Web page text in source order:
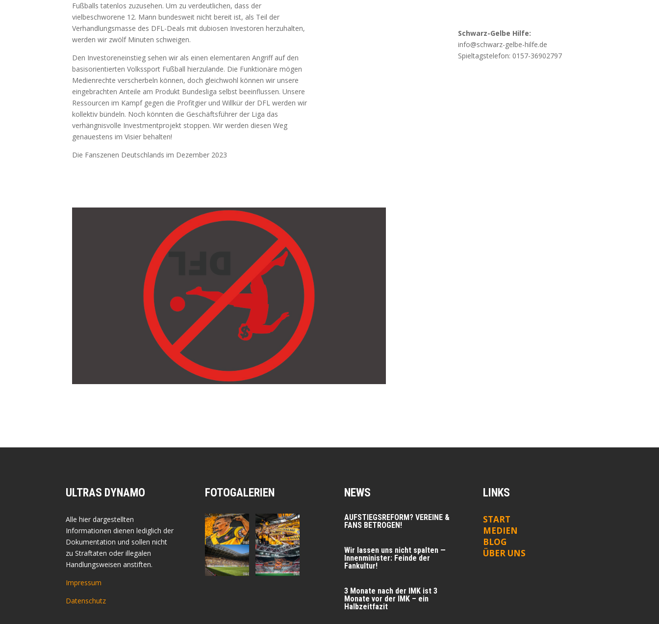
Fuß­balls taten­los zuzu­se­hen. Um zu ver­deut­li­chen, dass der
viel­be­schwo­re­ne 12. Mann bun­des­weit nicht bereit ist, als Teil der
Ver­hand­lungs­mas­se des DFL-Deals mit dubio­sen Inves­to­ren her­zu­hal­ten,
wer­den wir zwölf Minu­ten schweigen.
Den Inves­to­ren­ein­stieg sehen wir als einen ele­men­ta­ren Angriff auf den
basis­ori­en­tier­ten Volks­sport Fuß­ball hier­zu­lan­de. Die Funk­tio­nä­re mögen
Medi­en­rech­te ver­scher­beln kön­nen, doch gleich­wohl kön­nen wir unse­re
ein­ge­brach­ten Antei­le am Pro­dukt Bun­des­li­ga selbst beein­flus­sen. Unse­re
Res­sour­cen im Kampf gegen die Pro­fit­gier und Will­kür der DFL wer­den wir
kol­lek­tiv bün­deln. Noch könn­ten die Geschäfts­füh­rer der Liga das
ver­häng­nis­vol­le Invest­ment­pro­jekt stop­pen. Wir wer­den die­sen Weg
genau­es­tens im Visier behalten!
Die Fan­sze­nen Deutsch­lands im Dezem­ber 2023
Schwarz-Gelbe Hilfe:
info@schwarz-gelbe-hilfe.de
Spieltagstelefon: 0157-36902797
ULTRAS DYNAMO
Alle hier dargestellten
Informationen dienen lediglich der
Dokumentation und sollen nicht
zu Straftaten oder illegalen
Handlungsweisen anstiften.
Impressum
Datenschutz
FOTOGALERIEN NEWS
AUFSTIEGSREFORM? VEREINE &
FANS BETROGEN!
Wir las­sen uns nicht spal­ten —
Innen­mi­nis­ter: Fein­de der
Fankultur!
3 Mona­te nach der IMK ist 3
Mona­te vor der IMK – ein
Halbzeitfazit
LINKS
START
MEDIEN
BLOG
ÜBER UNS